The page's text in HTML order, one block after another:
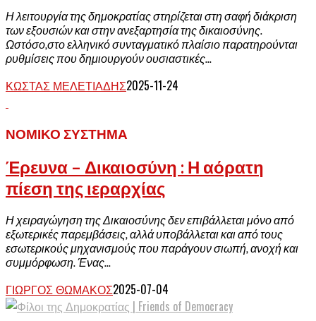
Η λειτουργία της δημοκρατίας στηρίζεται στη σαφή διάκριση
των εξουσιών και στην ανεξαρτησία της δικαιοσύνης.
Ωστόσο,στο ελληνικό συνταγματικό πλαίσιο παρατηρούνται
ρυθμίσεις που δημιουργούν ουσιαστικές...
ΚΏΣΤΑΣ ΜΕΛΕΤΙΆΔΗΣ2025-11-24
ΝΟΜΙΚΌ ΣΎΣΤΗΜΑ
Έρευνα – Δικαιοσύνη : Η αόρατη
πίεση της ιεραρχίας
Η χειραγώγηση της Δικαιοσύνης δεν επιβάλλεται μόνο από
εξωτερικές παρεμβάσεις, αλλά υποβάλλεται και από τους
εσωτερικούς μηχανισμούς που παράγουν σιωπή, ανοχή και
συμμόρφωση. Ένας...
ΓΙΏΡΓΟΣ ΘΩΜΆΚΟΣ2025-07-04